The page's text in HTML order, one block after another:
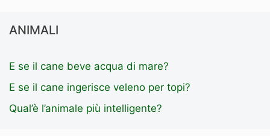
ANIMALI
E se il cane beve acqua di mare?
E se il cane ingerisce veleno per topi?
Qual’è l’animale più intelligente?